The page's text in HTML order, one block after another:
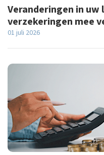
Veranderingen in uw
verzekeringen mee
01 juli 2026